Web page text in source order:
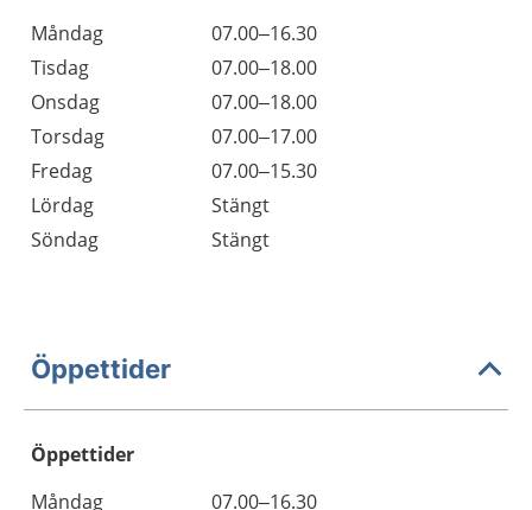
Måndag
07.00–16.30
Tisdag
07.00–18.00
Onsdag
07.00–18.00
Torsdag
07.00–17.00
Fredag
07.00–15.30
Lördag
Stängt
Söndag
Stängt
Öppettider
Öppettider
Dag
Öppettider
Kommentarer
Måndag
07.00–16.30